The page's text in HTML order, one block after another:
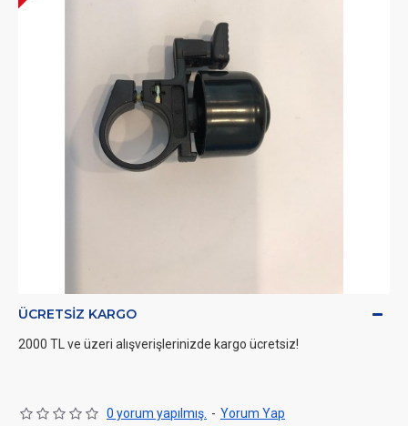
ÜCRETSIZ KARGO
2000 TL ve üzeri alışverişlerinizde kargo ücretsiz!
0 yorum yapılmış. - Yorum Yap